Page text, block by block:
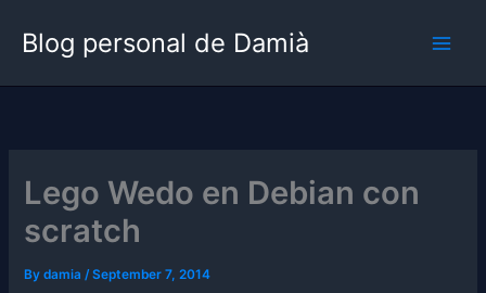
Blog personal de Damià
Lego Wedo en Debian con
scratch
Bydamia/September 7, 2014